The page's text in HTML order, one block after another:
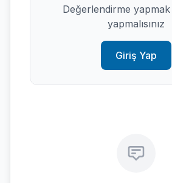
Değerlendirme
yapmalısınız
Giriş Yap